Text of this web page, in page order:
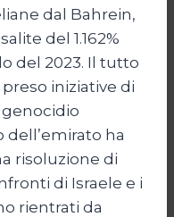
dal Bahrein,
del 1.162%
del 2023. Il tutto
iniziative di
ha
risoluzione di
di Israele e i
rientrati da